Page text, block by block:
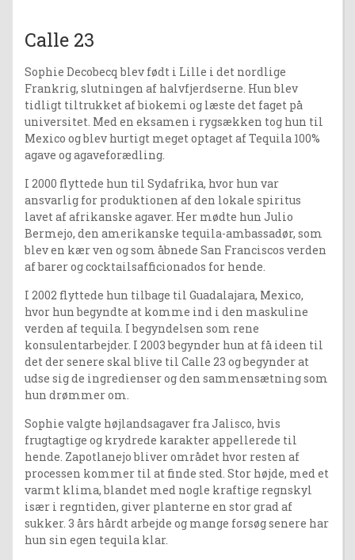
Calle 23
Sophie Decobecq blev født i Lille i det nordlige
Frankrig, slutningen af halvfjerdserne. Hun blev
tidligt tiltrukket af biokemi og læste det faget på
universitet. Med en eksamen i rygsækken tog hun til
Mexico og blev hurtigt meget optaget af Tequila 100%
agave og agaveforædling.
I 2000 flyttede hun til Sydafrika, hvor hun var
ansvarlig for produktionen af den lokale spiritus
lavet af afrikanske agaver. Her mødte hun Julio
Bermejo, den amerikanske tequila-ambassadør, som
blev en kær ven og som åbnede San Franciscos verden
af barer og cocktailsafficionados for hende.
I 2002 flyttede hun tilbage til Guadalajara, Mexico,
hvor hun begyndte at komme ind i den maskuline
verden af tequila. I begyndelsen som rene
konsulentarbejder. I 2003 begynder hun at få ideen til
det der senere skal blive til Calle 23 og begynder at
udse sig de ingredienser og den sammensætning som
hun drømmer om.
Sophie valgte højlandsagaver fra Jalisco, hvis
frugtagtige og krydrede karakter appellerede til
hende. Zapotlanejo bliver området hvor resten af
processen kommer til at finde sted. Stor højde, med et
varmt klima, blandet med nogle kraftige regnskyl
især i regntiden, giver planterne en stor grad af
sukker. 3 års hårdt arbejde og mange forsøg senere har
hun sin egen tequila klar.